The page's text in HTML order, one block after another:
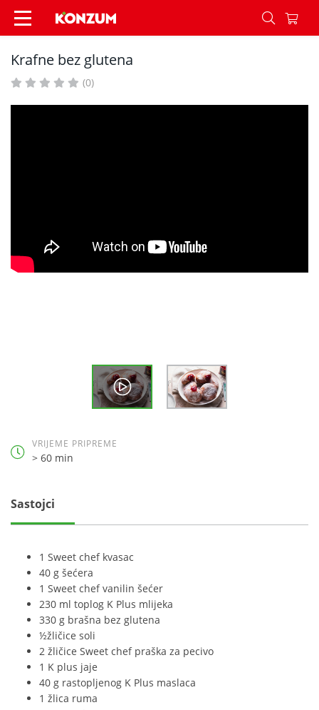
Krafne bez glutena - Recepti - Konzum
Krafne bez glutena
(0)
VRIJEME PRIPREME
> 60 min
Sastojci
1 Sweet chef kvasac
40 g šećera
1 Sweet chef vanilin šećer
230 ml toplog K Plus mlijeka
330 g brašna bez glutena
½žličice soli
2 žličice Sweet chef praška za pecivo
1 K plus jaje
40 g rastopljenog K Plus maslaca
1 žlica ruma